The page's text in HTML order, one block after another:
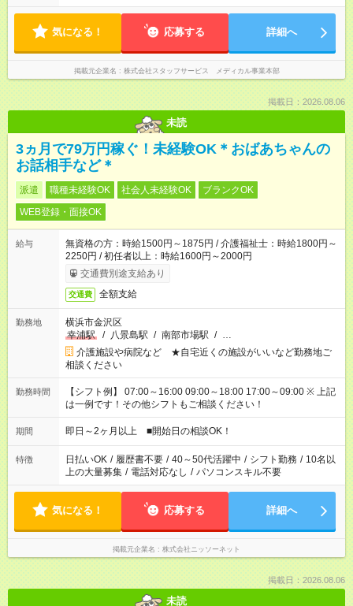
気になる！ 応募する 詳細へ
掲載元企業名 株式会社スタッフサービス メディカル事業本部
掲載日：2026.08.06
未読
3ヵ月で79万円稼ぐ！未経験OK＊おばあちゃんの
お話相手など＊
派遣 職種未経験OK 社会人未経験OK
ブランクOK
WEB登録・面接OK
給与
無資格の方：時給1500円～1875円 / 介護福祉士：時給1800円～
2250円 / 初任者以上：時給1600円～2000円
交通費別途支給あり
交通費 全額支給
勤務地
横浜市金沢区
幸浦駅
/ 八景島駅 / 南部市場駅 / …
介護施設や病院など ★自宅近くの施設がいいなど勤務地ご
相談ください
勤務時間
【シフト例】 07:00～16:00 09:00～18:00 17:00～09:00 ※ 上記
は一例です！その他シフトもご相談ください！
期間 即日～2ヶ月以上 ■開始日の相談OK！
特徴 日払いOK / 履歴書不要 / 40～50代活躍中 / シフト勤務 / 10名以
上の大量募集 / 電話対応なし / パソコンスキル不要
気になる！ 応募する 詳細へ
掲載元企業名 株式会社ニッソーネット
掲載日：2026.08.06
未読